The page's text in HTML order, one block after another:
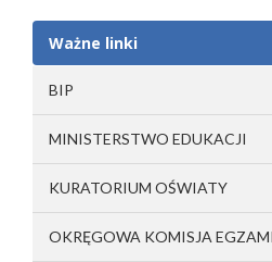
Ważne linki
BIP
MINISTERSTWO EDUKACJI
KURATORIUM OŚWIATY
OKRĘGOWA KOMISJA